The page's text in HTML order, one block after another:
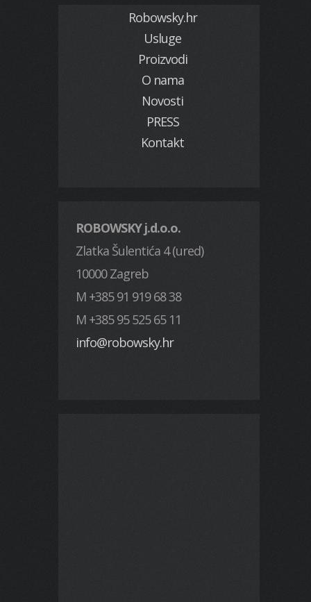
Robowsky.hr
Usluge
Proizvodi
O nama
Novosti
PRESS
Kontakt
ROBOWSKY j.d.o.o.
Zlatka Šulentića 4 (ured)
10000 Zagreb
M +385 91 919 68 38
M +385 95 525 65 11
info@robowsky.hr